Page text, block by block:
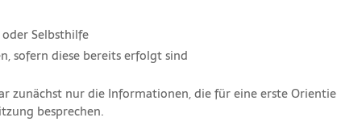
Selbsthilfe
sofern diese bereits erfolgt sind
zunächst nur die Informationen, die für eine erste
besprechen.